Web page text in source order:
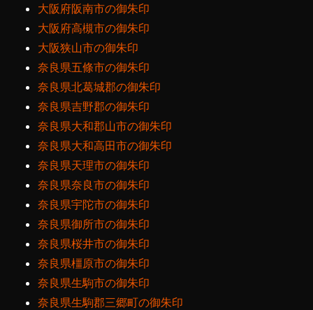
大阪府阪南市の御朱印
大阪府高槻市の御朱印
大阪狭山市の御朱印
奈良県五條市の御朱印
奈良県北葛城郡の御朱印
奈良県吉野郡の御朱印
奈良県大和郡山市の御朱印
奈良県大和高田市の御朱印
奈良県天理市の御朱印
奈良県奈良市の御朱印
奈良県宇陀市の御朱印
奈良県御所市の御朱印
奈良県桜井市の御朱印
奈良県橿原市の御朱印
奈良県生駒市の御朱印
奈良県生駒郡三郷町の御朱印